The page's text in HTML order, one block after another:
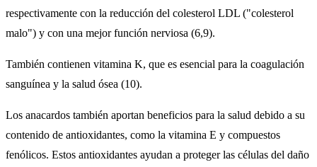
respectivamente con la reducción del colesterol LDL ("colesterol
malo") y con una mejor función nerviosa (6,9).
También contienen vitamina K, que es esencial para la coagulación
sanguínea y la salud ósea (10).
Los anacardos también aportan beneficios para la salud debido a su
contenido de antioxidantes, como la vitamina E y compuestos
fenólicos. Estos antioxidantes ayudan a proteger las células del daño